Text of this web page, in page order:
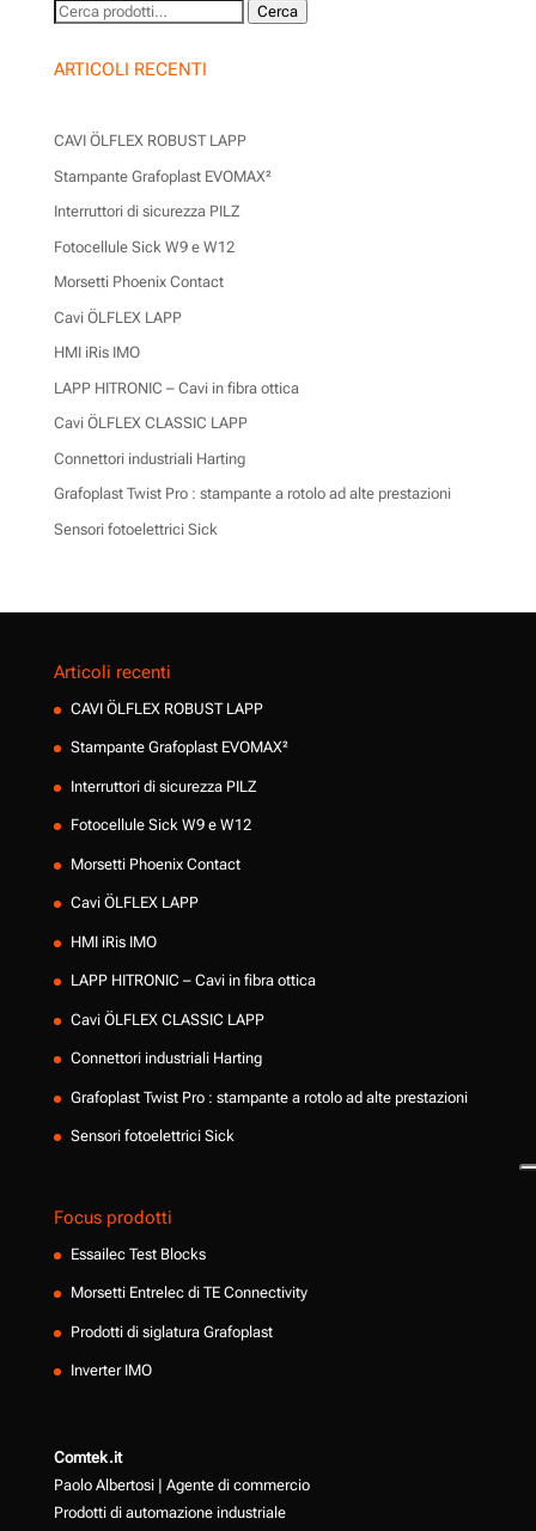
Cerca: Cerca
ARTICOLI RECENTI
CAVI ÖLFLEX ROBUST LAPP
Stampante Grafoplast EVOMAX²
Interruttori di sicurezza PILZ
Fotocellule Sick W9 e W12
Morsetti Phoenix Contact
Cavi ÖLFLEX LAPP
HMI iRis IMO
LAPP HITRONIC – Cavi in fibra ottica
Cavi ÖLFLEX CLASSIC LAPP
Connettori industriali Harting
Grafoplast Twist Pro : stampante a rotolo ad alte prestazioni
Sensori fotoelettrici Sick
Articoli recenti
CAVI ÖLFLEX ROBUST LAPP
Stampante Grafoplast EVOMAX²
Interruttori di sicurezza PILZ
Fotocellule Sick W9 e W12
Morsetti Phoenix Contact
Cavi ÖLFLEX LAPP
HMI iRis IMO
LAPP HITRONIC – Cavi in fibra ottica
Cavi ÖLFLEX CLASSIC LAPP
Connettori industriali Harting
Grafoplast Twist Pro : stampante a rotolo ad alte prestazioni
Sensori fotoelettrici Sick
Focus prodotti
Essailec Test Blocks
Morsetti Entrelec di TE Connectivity
Prodotti di siglatura Grafoplast
Inverter IMO
Comtek.it
Paolo Albertosi | Agente di commercio
Prodotti di automazione industriale